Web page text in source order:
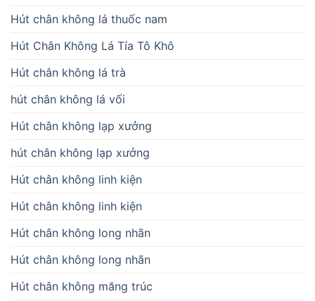
Hút chân không lá thuốc nam
Hút Chân Không Lá Tía Tô Khô
Hút chân không lá trà
hút chân không lá vối
Hút chân không lạp xưởng
hút chân không lạp xưởng
Hút chân không linh kiện
Hút chân không linh kiện
Hút chân không long nhãn
Hút chân không long nhãn
Hút chân không măng trúc